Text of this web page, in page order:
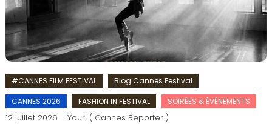
#CANNES FILM FESTIVAL
Blog Cannes Festival
CANNES 2026
FASHION IN FESTIVAL SOIRÉES & ÉVÉNEMENTS
12 juillet 2026 Youri ( Cannes Reporter )